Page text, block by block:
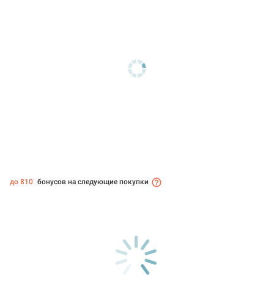
до 810 бонусов на следующие покупки